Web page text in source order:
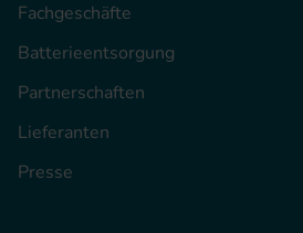
Fachgeschäfte
Batterieentsorgung
Partnerschaften
Lieferanten
Presse